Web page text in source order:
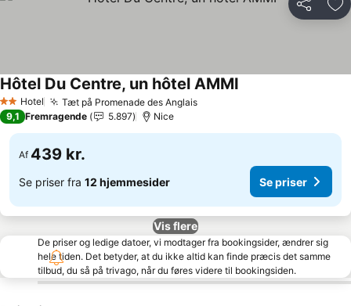
Del
2 Stjerner
Hotel Tæt på Promenade des Anglais
Hôtel Du Centre, un hôtel AMMI
9,1 Fremragende 5.897 Nice
Af 439 kr.
Se priser fra 12 hjemmesider Se priser
Vis flere
De priser og ledige datoer, vi modtager fra bookingsider, ændrer sig
hele tiden. Det betyder, at du ikke altid kan finde præcis det samme
tilbud, du så på trivago, når du føres videre til bookingsiden.